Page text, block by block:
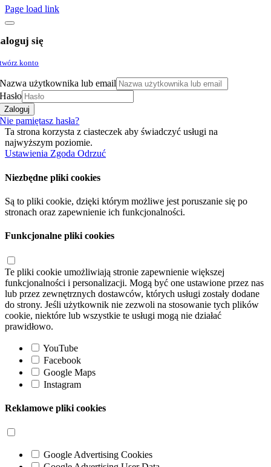
Page load link
się
konto
Nazwa użytkownika lub email
Hasło
Zaloguj
Nie pamiętasz hasła?
Ta strona korzysta z ciasteczek aby świadczyć usługi na
najwyższym poziomie.
Ustawienia Zgoda Odrzuć
Niezbędne pliki cookies
Są to pliki cookie, dzięki którym możliwe jest poruszanie się po
stronach oraz zapewnienie ich funkcjonalności.
Funkcjonalne pliki cookies
Te pliki cookie umożliwiają stronie zapewnienie większej
funkcjonalności i personalizacji. Mogą być one ustawione przez nas
lub przez zewnętrznych dostawców, których usługi zostały dodane
do strony. Jeśli użytkownik nie zezwoli na stosowanie tych plików
cookie, niektóre lub wszystkie te usługi mogą nie działać
prawidłowo.
YouTube
Facebook
Google Maps
Instagram
Reklamowe pliki cookies
Google Advertising Cookies